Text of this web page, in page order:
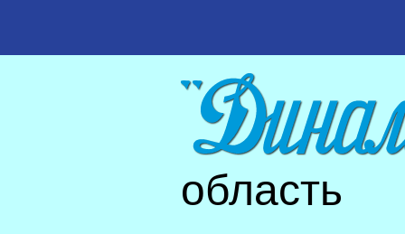
область